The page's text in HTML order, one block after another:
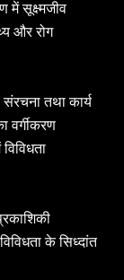
में सूक्ष्मजीव
और रोग
तथा कार्य
वर्गीकरण
के सिध्दांत